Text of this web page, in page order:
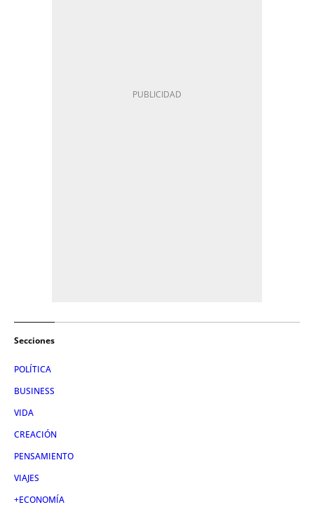
Secciones
POLÍTICA
BUSINESS
VIDA
CREACIÓN
PENSAMIENTO
VIAJES
+ECONOMÍA